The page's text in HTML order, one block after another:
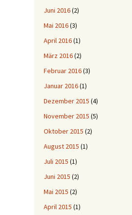
Juni 2016(2)
Mai 2016(3)
April 2016(1)
März 2016(2)
Februar 2016(3)
Januar 2016(1)
Dezember 2015 (4)
November 2015 (5)
Oktober 2015 (2)
August 2015 (1)
Juli 2015 (1)
Juni 2015 (2)
Mai 2015 (2)
April 2015 (1)